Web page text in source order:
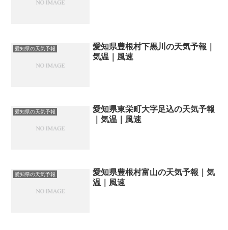
愛知県の天気予報
愛知県豊根村下黒川の天気予報｜
気温｜風速
愛知県の天気予報
愛知県東栄町大字足込の天気予報
｜気温｜風速
愛知県の天気予報
愛知県豊根村富山の天気予報｜気
温｜風速